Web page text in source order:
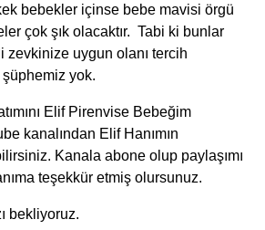
bebekler içinse bebe mavisi örgü
çok şık olacaktır. Tabi ki bunlar
zevkinize uygun olanı tercih
yok.
Elif Pirenvise Bebeğim
kanalından Elif Hanımın
Kanala abone olup paylaşımı
teşekkür etmiş olursunuz.
bekliyoruz.